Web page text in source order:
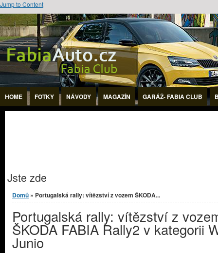
Jump to Content
HOME FOTKY NÁVODY MAGAZÍN GARÁŽ- FABIA CLUB
Jste zde
Domů » Portugalská rally: vítězství z vozem ŠKODA...
Portugalská rally: vítězství z
ŠKODA FABIA Rally2 v kategorii
Junio